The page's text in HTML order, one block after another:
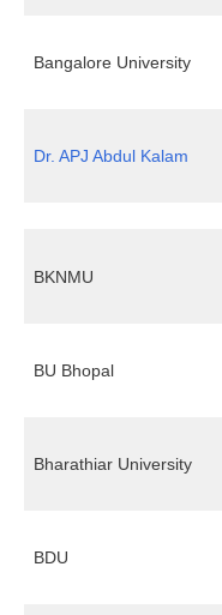
Bangalore University
Dr. APJ Abdul Kalam
BKNMU
BU Bhopal
Bharathiar University
BDU